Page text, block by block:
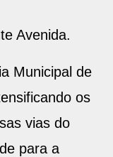
Avenida.
Municipal de
os
vias do
para a